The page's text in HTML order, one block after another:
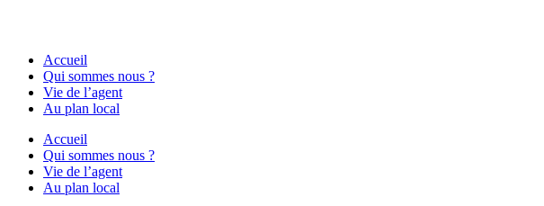
Accueil
Qui sommes nous ?
Vie de l’agent
Au plan local
Accueil
Qui sommes nous ?
Vie de l’agent
Au plan local